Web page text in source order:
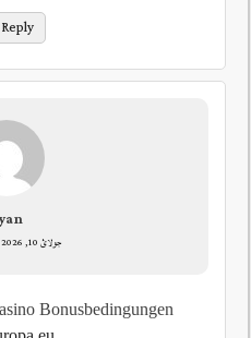
Reply
جولائ 10, 2026 at 8:18 am
Bonusbedingungen